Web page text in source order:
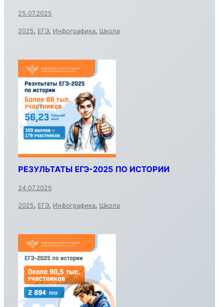
25.07.2025
2025, ЕГЭ, Инфографика, Школа
РЕЗУЛЬТАТЫ ЕГЭ-2025 ПО ИСТОРИИ
24.07.2025
2025, ЕГЭ, Инфографика, Школа